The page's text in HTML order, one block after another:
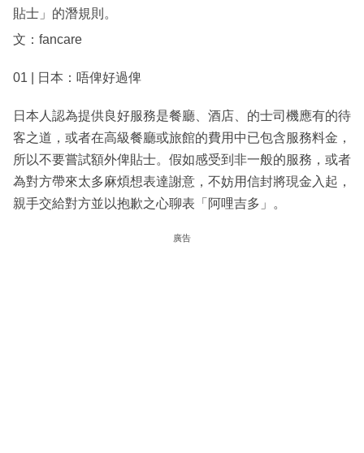
貼士」的潛規則。
文：fancare
01 | 日本：唔俾好過俾
日本人認為提供良好服務是餐廳、酒店、的士司機應有的待
客之道，或者在高級餐廳或旅館的費用中已包含服務料金，
所以不要嘗試額外俾貼士。假如感受到非一般的服務，或者
為對方帶來太多麻煩想表達謝意，不妨用信封將現金入起，
親手交給對方並以抱歉之心聊表「阿哩吉多」。
廣告